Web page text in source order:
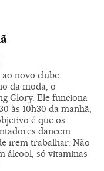
ao novo clube
da moda, o
Glory. Ele funciona
às 10h30 da manhã,
é que os
dancem
irem trabalhar. Não
álcool, só vitaminas